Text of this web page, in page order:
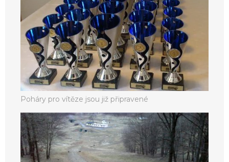
Poháry pro vítěze jsou již připravené